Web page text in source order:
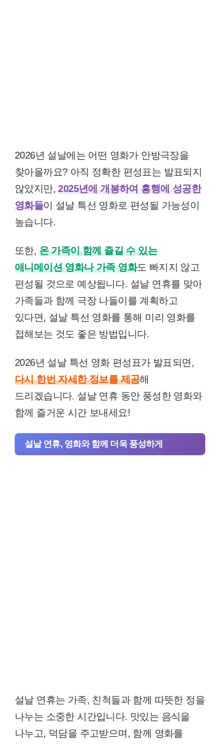
2026년 설날에는 어떤 영화가 안방극장을
찾아올까요? 아직 정확한 편성표는 발표되지
않았지만,2025년에 개봉하여 흥행에 성공한
영화들이 설날 특선 영화로 편성될 가능성이
높습니다.
또한, 온 가족이 함께 즐길 수 있는
애니메이션 영화나 가족 영화도 빠지지 않고
편성될 것으로 예상됩니다. 설날 연휴를 맞아
가족들과 함께 극장 나들이를 계획하고
있다면, 설날 특선 영화를 통해 미리 영화를
접해보는 것도 좋은 방법입니다.
2026년 설날 특선 영화 편성표가 발표되면,
다시 한번 자세한 정보를 제공해
드리겠습니다. 설날 연휴 동안 풍성한 영화와
함께 즐거운 시간 보내세요!
설날 연휴, 영화와 함께 더욱 풍성하게
설날 연휴는 가족, 친척들과 함께 따뜻한 정을
나누는 소중한 시간입니다. 맛있는 음식을
나누고, 덕담을 주고받으며, 함께 영화를